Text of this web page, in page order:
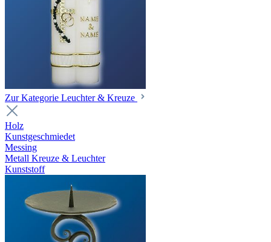
Zur Kategorie Leuchter & Kreuze
Holz
Kunstgeschmiedet
Messing
Metall Kreuze & Leuchter
Kunststoff